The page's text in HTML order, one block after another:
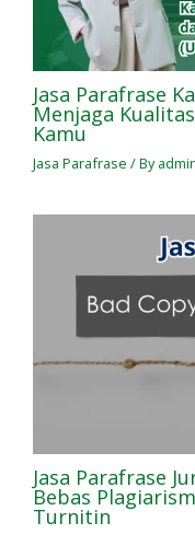
Jasa Parafrase
Menjaga
Kamu
Jasa Parafrase / By
Jasa Parafrase
Bebas
Turnitin